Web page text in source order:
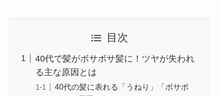
目次
40代で髪がボサボサ髪に！ツヤが失われ
る主な原因とは
40代の髪に表れる「うねり」「ボサボ